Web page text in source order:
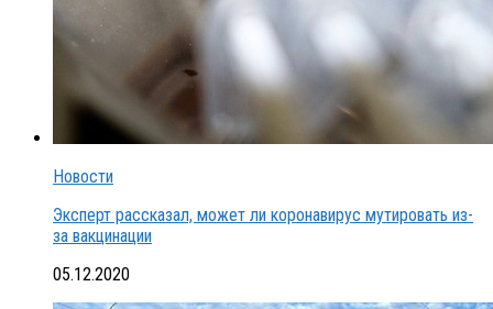
Новости
Эксперт рассказал, может ли коронавирус мутировать из-
за вакцинации
05.12.2020